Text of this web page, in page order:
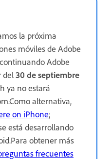
la próxima
móviles de Adobe
Adobe
del30 de septiembre
ya no estará
alternativa,
on iPhone;
está desarrollando
obtener más
frecuentes